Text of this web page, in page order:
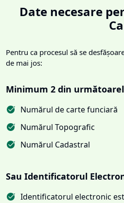
Date necesare
Pentru ca procesul să se
de mai jos:
Minimum 2 din
Numărul de carte funciară
Numărul Topografic
Numărul Cadastral
Sau Identificatorul
Identificatorul electronic